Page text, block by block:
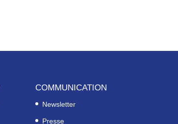
COMMUNICATION
Newsletter
Presse